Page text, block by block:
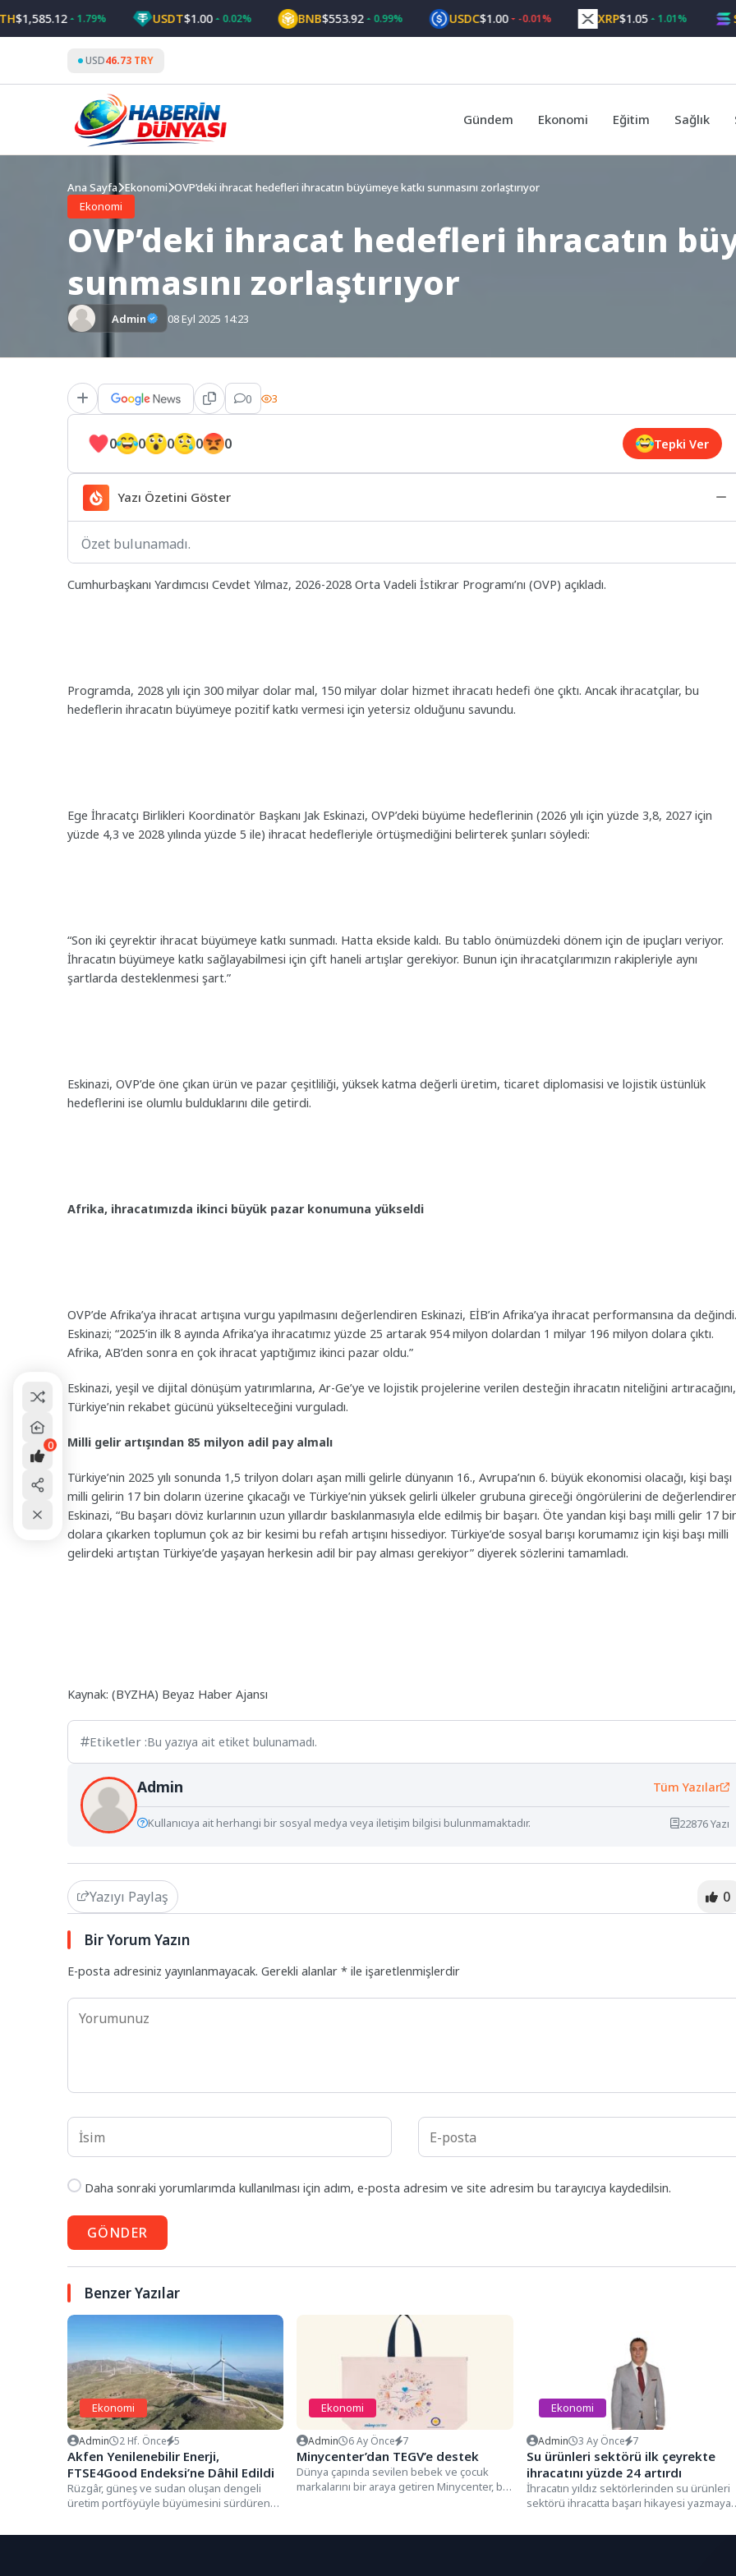
to
1.79% USDT$1.00 0.02% BNB$553.92 0.99% USDC$1.00 -0.01% XRP$1.05 1.01% SOL
USD46.73 TRY
Gündem Ekonomi Eğitim Sağlık
Ana Sayfa Ekonomi OVP’deki ihracat hedefleri ihracatın büyümeye katkı sunmasını zorlaştırıyor
Ekonomi
OVP’deki ihracat hedefleri ihracatın
sunmasını zorlaştırıyor
Admin 08 Eyl 2025 14:23
0 3
0 0 0 0 0 Tepki Ver
Yazı Özetini Göster
Özet bulunamadı.
Cumhurbaşkanı Yardımcısı Cevdet Yılmaz, 2026-2028 Orta Vadeli İstikrar Programı’nı (OVP) açıkladı.
Programda, 2028 yılı için 300 milyar dolar mal, 150 milyar dolar hizmet ihracatı hedefi öne çıktı. Ancak ihracatçılar, bu
hedeflerin ihracatın büyümeye pozitif katkı vermesi için yetersiz olduğunu savundu.
Ege İhracatçı Birlikleri Koordinatör Başkanı Jak Eskinazi, OVP’deki büyüme hedeflerinin (2026 yılı için yüzde 3,8, 2027 için
yüzde 4,3 ve 2028 yılında yüzde 5 ile) ihracat hedefleriyle örtüşmediğini belirterek şunları söyledi:
“Son iki çeyrektir ihracat büyümeye katkı sunmadı. Hatta ekside kaldı. Bu tablo önümüzdeki dönem için de ipuçları veriyor.
İhracatın büyümeye katkı sağlayabilmesi için çift haneli artışlar gerekiyor. Bunun için ihracatçılarımızın rakipleriyle aynı
şartlarda desteklenmesi şart.”
Eskinazi, OVP’de öne çıkan ürün ve pazar çeşitliliği, yüksek katma değerli üretim, ticaret diplomasisi ve lojistik üstünlük
hedeflerini ise olumlu bulduklarını dile getirdi.
Afrika, ihracatımızda ikinci büyük pazar konumuna yükseldi
OVP’de Afrika’ya ihracat artışına vurgu yapılmasını değerlendiren Eskinazi, EİB’in Afrika’ya ihracat performansına da değindi.
Eskinazi; “2025’in ilk 8 ayında Afrika’ya ihracatımız yüzde 25 artarak 954 milyon dolardan 1 milyar 196 milyon dolara çıktı.
Afrika, AB’den sonra en çok ihracat yaptığımız ikinci pazar oldu.”
Eskinazi, yeşil ve dijital dönüşüm yatırımlarına, Ar-Ge’ye ve lojistik projelerine verilen desteğin ihracatın niteliğini artıracağını,
Türkiye’nin rekabet gücünü yükselteceğini vurguladı.
Milli gelir artışından 85 milyon adil pay almalı
Türkiye’nin 2025 yılı sonunda 1,5 trilyon doları aşan milli gelirle dünyanın 16., Avrupa’nın 6. büyük ekonomisi olacağı, kişi başı
milli gelirin 17 bin doların üzerine çıkacağı ve Türkiye’nin yüksek gelirli ülkeler grubuna gireceği öngörülerini de
Eskinazi, “Bu başarı döviz kurlarının uzun yıllardır baskılanmasıyla elde edilmiş bir başarı. Öte yandan kişi başı milli gelir 17
dolara çıkarken toplumun çok az bir kesimi bu refah artışını hissediyor. Türkiye’de sosyal barışı korumamız için kişi başı milli
gelirdeki artıştan Türkiye’de yaşayan herkesin adil bir pay alması gerekiyor” diyerek sözlerini tamamladı.
Kaynak: (BYZHA) Beyaz Haber Ajansı
Etiketler :Bu yazıya ait etiket bulunamadı.
Admin Tüm Yazılar
Kullanıcıya ait herhangi bir sosyal medya veya iletişim bilgisi bulunmamaktadır. 22876 Yazı
Yazıyı Paylaş 0
Bir Yorum Yazın
E-posta adresiniz yayınlanmayacak. Gerekli alanlar * ile işaretlenmişlerdir
Daha sonraki yorumlarımda kullanılması için adım, e-posta adresim ve site adresim bu tarayıcıya kaydedilsin.
GÖNDER
Benzer Yazılar
Ekonomi
Admin 2 Hf. Önce 5
Akfen Yenilenebilir Enerji,
FTSE4Good Endeksi’ne Dâhil Edildi
Rüzgâr, güneş ve sudan oluşan dengeli
üretim portföyüyle büyümesini sürdüren
ve...
Ekonomi
Admin 6 Ay Önce 7
Minycenter’dan TEGV’e destek
Dünya çapında sevilen bebek ve çocuk
markalarını bir araya getiren Minycenter, bu
Ekonomi
Admin 3 Ay Önce 7
Su ürünleri sektörü ilk çeyrekte
ihracatını yüzde 24 artırdı
İhracatın yıldız sektörlerinden su ürünleri
sektörü ihracatta başarı hikayesi yazmaya
0